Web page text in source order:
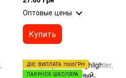
Оптовые цены
Купить
ДІЄ: ВИПЛАТА 7000ГРН
ПАКУНОК ШКОЛЯРА